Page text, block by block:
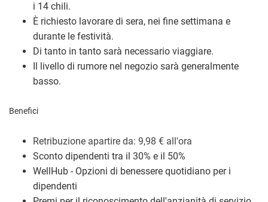
i 14 chili.
È richiesto lavorare di sera, nei fine settimana e
durante le festività.
Di tanto in tanto sarà necessario viaggiare.
Il livello di rumore nel negozio sarà generalmente
basso.
Benefici
Retribuzione apartire da: 9,98 € all'ora
Sconto dipendenti tra il 30% e il 50%
WellHub - Opzioni di benessere quotidiano per i
dipendenti